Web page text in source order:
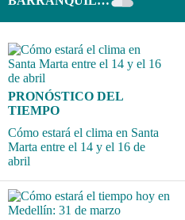
PRONÓSTICO DEL
TIEMPO
Cómo estará el clima en Santa
Marta entre el 14 y el 16 de
abril